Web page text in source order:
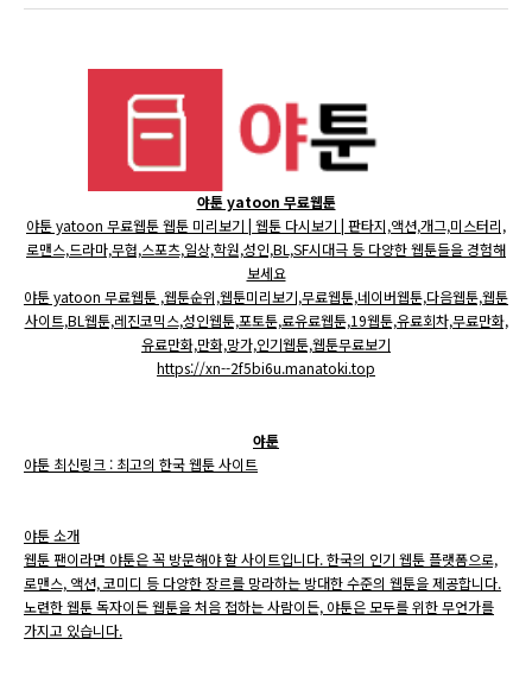
야툰 yatoon 무료웹툰
야툰 yatoon 무료웹툰 웹툰 미리보기 | 웹툰 다시보기 | 판타지,액션,개그,미스터리,
로맨스,드라마,무협,스포츠,일상,학원,성인,BL,SF시대극 등 다양한 웹툰들을 경험해
보세요
야툰 yatoon 무료웹툰 ,웹툰순위,웹툰미리보기,무료웹툰,네이버웹툰,다음웹툰,웹툰
사이트,BL웹툰,레진코믹스,성인웹툰,포토툰,료유료웹툰,19웹툰,유료회차,무료만화,
유료만화,만화,망가,인기웹툰,웹툰무료보기
https://xn--2f5bi6u.manatoki.top
야툰
야툰 최신링크 : 최고의 한국 웹툰 사이트
야툰 소개
웹툰 팬이라면 야툰은 꼭 방문해야 할 사이트입니다. 한국의 인기 웹툰 플랫폼으로,
로맨스, 액션, 코미디 등 다양한 장르를 망라하는 방대한 수준의 웹툰을 제공합니다.
노련한 웹툰 독자이든 웹툰을 처음 접하는 사람이든, 야툰은 모두를 위한 무언가를
가지고 있습니다.